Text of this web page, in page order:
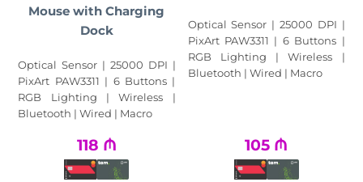
Mouse with Charging
Dock
Optical Sensor | 25000 DPI |
PixArt PAW3311 | 6 Buttons |
RGB Lighting | Wireless |
Bluetooth | Wired | Macro
118 ₼
Optical Sensor | 25000 DPI |
PixArt PAW3311 | 6 Buttons |
RGB Lighting | Wireless |
Bluetooth | Wired | Macro
105 ₼